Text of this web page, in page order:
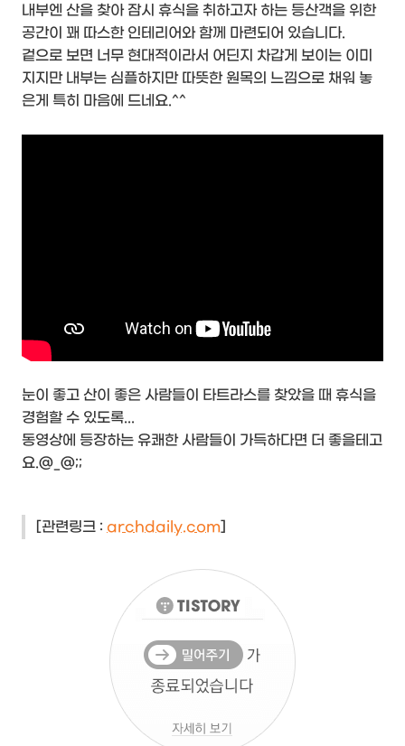
내부엔 산을 찾아 잠시 휴식을 취하고자 하는 등산객을 위한
공간이 꽤 따스한 인테리어와 함께 마련되어 있습니다.
겉으로 보면 너무 현대적이라서 어딘지 차갑게 보이는 이미
지지만 내부는 심플하지만 따뜻한 원목의 느낌으로 채워 놓
은게 특히 마음에 드네요.^^
눈이 좋고 산이 좋은 사람들이 타트라스를 찾았을 때 휴식을
경험할 수 있도록...
동영상에 등장하는 유쾌한 사람들이 가득하다면 더 좋을테고
요.@_@;;
[관련링크 : archdaily.com]